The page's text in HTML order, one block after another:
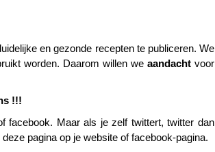
en gezonde recepten te publiceren. We
worden. Daarom willen we aandacht voor
!!!
facebook. Maar als je zelf twittert, twitter dan
pagina op je website of facebook-pagina.